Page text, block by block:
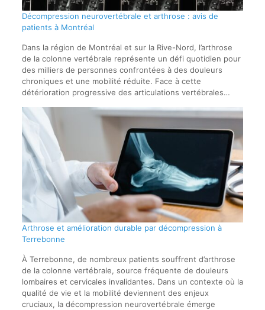
Décompression neurovertébrale et arthrose : avis de
patients à Montréal
Dans la région de Montréal et sur la Rive-Nord, l’arthrose
de la colonne vertébrale représente un défi quotidien pour
des milliers de personnes confrontées à des douleurs
chroniques et une mobilité réduite. Face à cette
détérioration progressive des articulations vertébrales…
Arthrose et amélioration durable par décompression à
Terrebonne
À Terrebonne, de nombreux patients souffrent d’arthrose
de la colonne vertébrale, source fréquente de douleurs
lombaires et cervicales invalidantes. Dans un contexte où la
qualité de vie et la mobilité deviennent des enjeux
cruciaux, la décompression neurovertébrale émerge